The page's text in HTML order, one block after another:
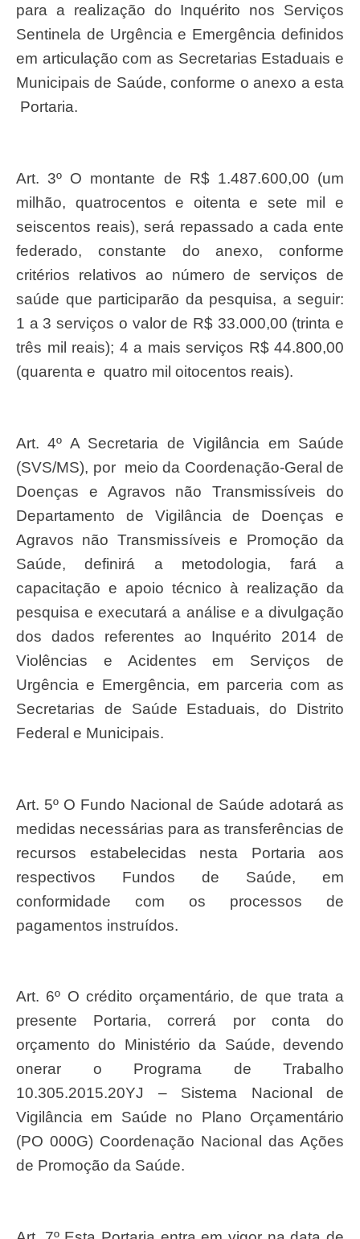
para a realização do Inquérito nos Serviços
Sentinela de Urgência e Emergência definidos
em articulação com as Secretarias Estaduais e
Municipais de Saúde, conforme o anexo a esta
Portaria.
Art. 3º O montante de R$ 1.487.600,00 (um
milhão, quatrocentos e oitenta e sete mil e
seiscentos reais), será repassado a cada ente
federado, constante do anexo, conforme
critérios relativos ao número de serviços de
saúde que participarão da pesquisa, a seguir:
1 a 3 serviços o valor de R$ 33.000,00 (trinta e
três mil reais); 4 a mais serviços R$ 44.800,00
(quarenta e quatro mil oitocentos reais).
Art. 4º A Secretaria de Vigilância em Saúde
(SVS/MS), por meio da Coordenação-Geral de
Doenças e Agravos não Transmissíveis do
Departamento de Vigilância de Doenças e
Agravos não Transmissíveis e Promoção da
Saúde, definirá a metodologia, fará a
capacitação e apoio técnico à realização da
pesquisa e executará a análise e a divulgação
dos dados referentes ao Inquérito 2014 de
Violências e Acidentes em Serviços de
Urgência e Emergência, em parceria com as
Secretarias de Saúde Estaduais, do Distrito
Federal e Municipais.
Art. 5º O Fundo Nacional de Saúde adotará as
medidas necessárias para as transferências de
recursos estabelecidas nesta Portaria aos
respectivos Fundos de Saúde, em
conformidade com os processos de
pagamentos instruídos.
Art. 6º O crédito orçamentário, de que trata a
presente Portaria, correrá por conta do
orçamento do Ministério da Saúde, devendo
onerar o Programa de Trabalho
10.305.2015.20YJ – Sistema Nacional de
Vigilância em Saúde no Plano Orçamentário
(PO 000G) Coordenação Nacional das Ações
de Promoção da Saúde.